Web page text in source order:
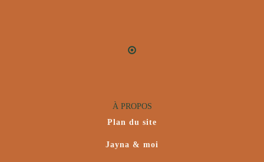
À PROPOS
Plan du site
Jayna & moi